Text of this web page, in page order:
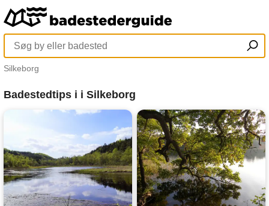
Silkeborg
Badestedtips i i Silkeborg